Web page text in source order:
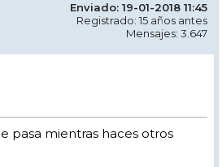
Enviado: 19-01-2018 11:45
Registrado: 15 años antes
Mensajes: 3.647
pasa mientras haces otros